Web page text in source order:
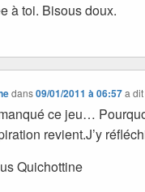
à toi. Bisous doux.
dans09/01/2011 à 06:57 a
ce jeu…
revient.J’y
Quichottine